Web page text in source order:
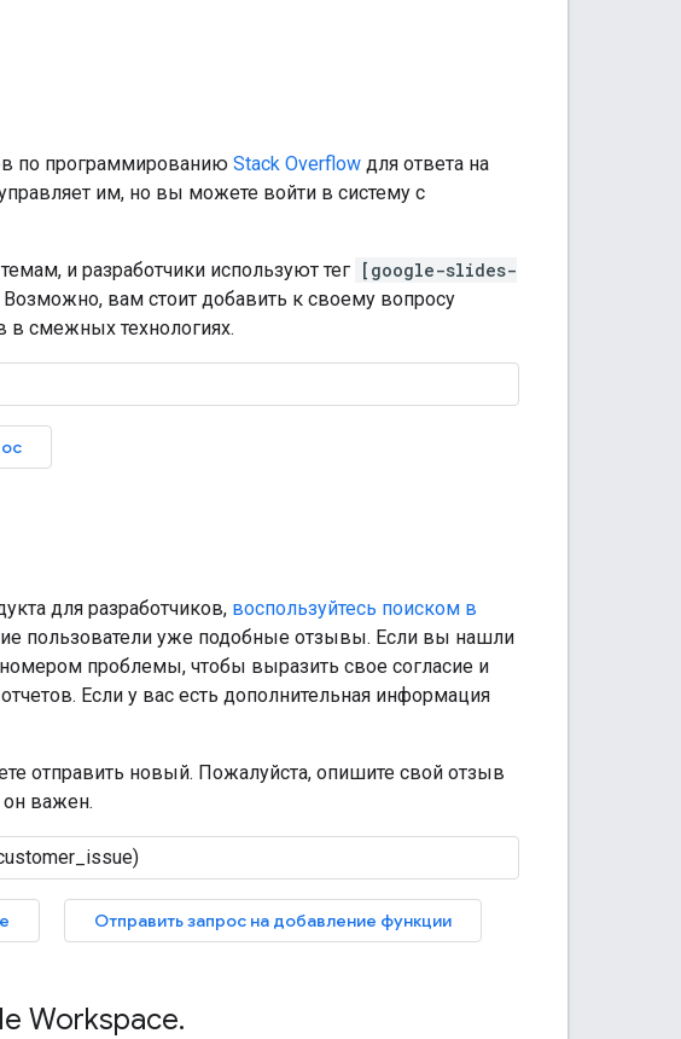
по программированию Stack Overflow для ответа на
им, но вы можете войти в систему с
и разработчики используют тег [google-slides-
вам стоит добавить к своему вопросу
в смежных технологиях.
для разработчиков, воспользуйтесь поиском в
пользователи уже подобные отзывы. Если вы нашли
проблемы, чтобы выразить свое согласие и
Если у вас есть дополнительная информация
отправить новый. Пожалуйста, опишите свой отзыв
важен.
Отправить запрос на добавление функции
Workspace.